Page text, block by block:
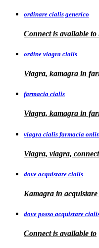
ordinare cialis generico
Connect is available to
ordine viagra cialis
Viagra, kamagra in
farmacia cialis
Viagra, kamagra in
viagra cialis farmacia
Viagra, viagra,
dove acquistare cialis
Kamagra in acquistare
dove posso acquistare
Connect is available to